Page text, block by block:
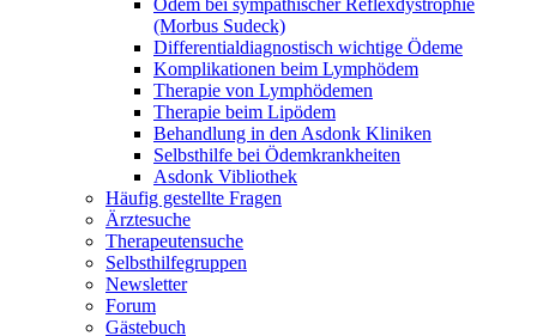
Ödem bei sympathischer Reflexdystrophie
(Morbus Sudeck)
Differentialdiagnostisch wichtige Ödeme
Komplikationen beim Lymphödem
Therapie von Lymphödemen
Therapie beim Lipödem
Behandlung in den Asdonk Kliniken
Selbsthilfe bei Ödemkrankheiten
Asdonk Vibliothek
Häufig gestellte Fragen
Ärztesuche
Therapeutensuche
Selbsthilfegruppen
Newsletter
Forum
Gästebuch